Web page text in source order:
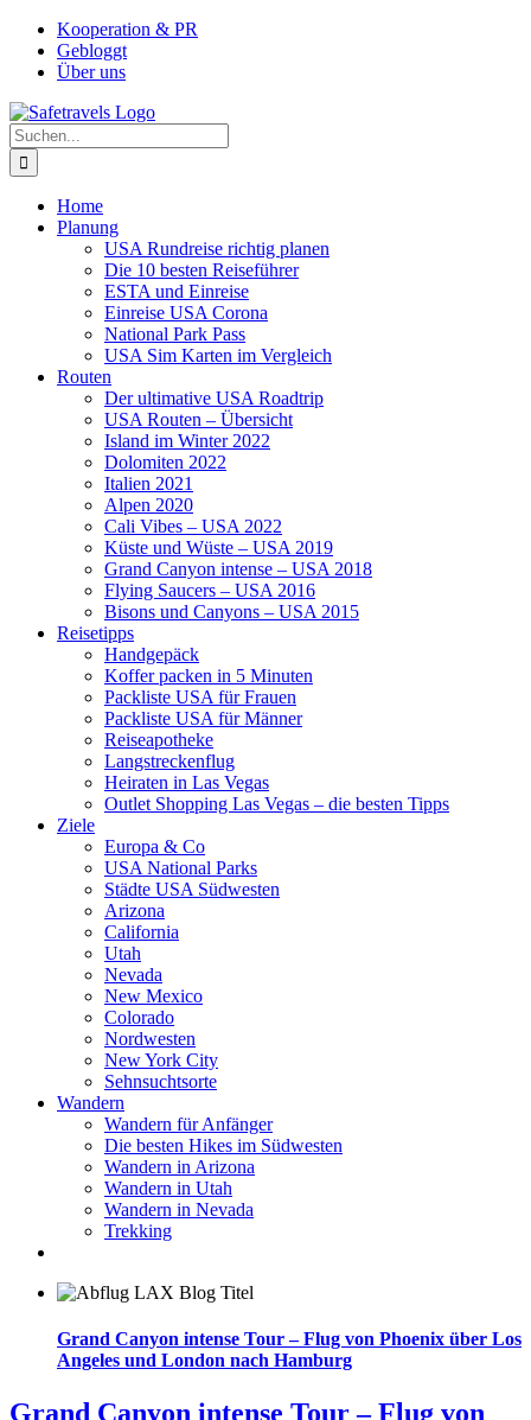
Zum
Inhalt
springen
Facebook
Instagram
YouTube
PinterestKooperation & PR
Gebloggt
Über uns
Suche
nach:
Home
Planung
USA Rundreise richtig planen
Die 10 besten Reiseführer
ESTA und Einreise
Einreise USA Corona
National Park Pass
USA Sim Karten im Vergleich
Routen
Der ultimative USA Roadtrip
USA Routen – Übersicht
Island im Winter 2022
Dolomiten 2022
Italien 2021
Alpen 2020
Cali Vibes – USA 2022
Küste und Wüste – USA 2019
Grand Canyon intense – USA 2018
Flying Saucers – USA 2016
Bisons und Canyons – USA 2015
Reisetipps
Handgepäck
Koffer packen in 5 Minuten
Packliste USA für Frauen
Packliste USA für Männer
Reiseapotheke
Langstreckenflug
Heiraten in Las Vegas
Outlet Shopping Las Vegas – die besten Tipps
Ziele
Europa & Co
USA National Parks
Städte USA Südwesten
Arizona
California
Utah
Nevada
New Mexico
Colorado
Nordwesten
New York City
Sehnsuchtsorte
Wandern
Wandern für Anfänger
Die besten Hikes im Südwesten
Wandern in Arizona
Wandern in Utah
Wandern in Nevada
Trekking
Grand Canyon intense Tour – Flug von Phoenix über Los
Angeles und London nach Hamburg
Grand Canyon intense Tour – Flug von